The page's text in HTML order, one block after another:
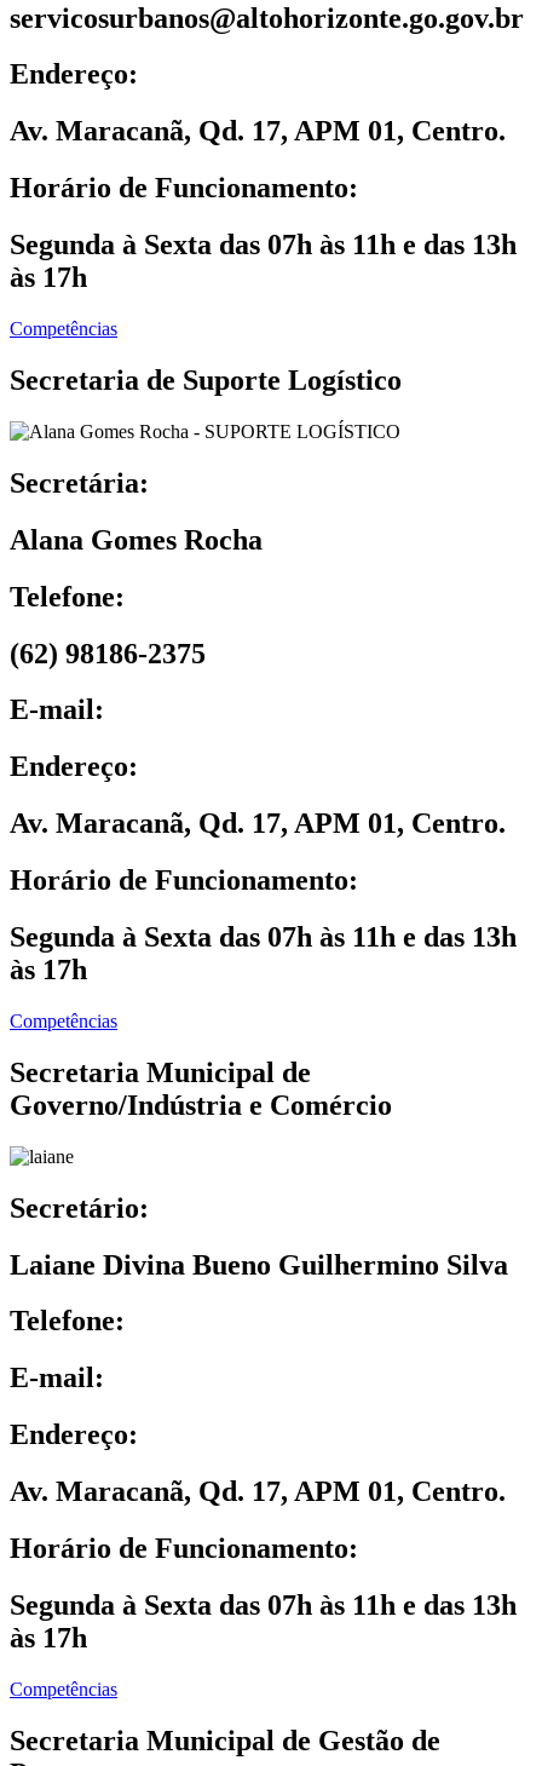
servicosurbanos@altohorizonte.go.gov.br
Endereço:
Av. Maracanã, Qd. 17, APM 01, Centro.
Horário de Funcionamento:
Segunda à Sexta das 07h às 11h e das 13h
às 17h
Competências
Secretaria de Suporte Logístico
Secretária:
Alana Gomes Rocha
Telefone:
(62) 98186-2375
E-mail:
Endereço:
Av. Maracanã, Qd. 17, APM 01, Centro.
Horário de Funcionamento:
Segunda à Sexta das 07h às 11h e das 13h
às 17h
Competências
Secretaria Municipal de
Governo/Indústria e Comércio
Secretário:
Laiane Divina Bueno Guilhermino Silva
Telefone:
E-mail:
Endereço:
Av. Maracanã, Qd. 17, APM 01, Centro.
Horário de Funcionamento:
Segunda à Sexta das 07h às 11h e das 13h
às 17h
Competências
Secretaria Municipal de Gestão de